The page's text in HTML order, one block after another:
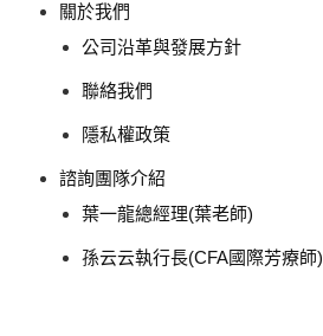
關於我們
公司沿革與發展方針
聯絡我們
隱私權政策
諮詢團隊介紹
葉一龍總經理(葉老師)
孫云云執行長(CFA國際芳療師)